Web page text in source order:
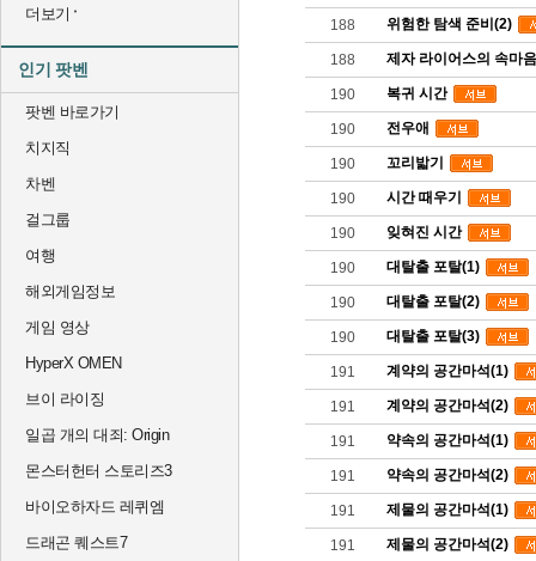
더보기
인기 팟벤
팟벤 바로가기
치지직
차벤
걸그룹
여행
해외게임정보
게임 영상
HyperX OMEN
브이 라이징
일곱 개의 대죄: Origin
몬스터헌터 스토리즈3
바이오하자드 레퀴엠
드래곤 퀘스트7
188 위험한 탐색 준비(2)
188 제자 라이어스의 속마음
190 복귀 시간
190 전우애
190 꼬리밟기
190 시간 때우기
190 잊혀진 시간
190 대탈출 포탈(1)
190 대탈출 포탈(2)
190 대탈출 포탈(3)
191 계약의 공간마석(1)
191 계약의 공간마석(2)
191 약속의 공간마석(1)
191 약속의 공간마석(2)
191 제물의 공간마석(1)
191 제물의 공간마석(2)